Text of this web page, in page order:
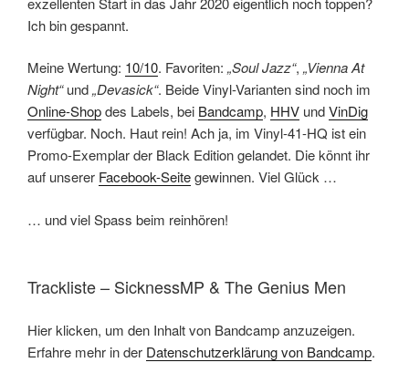
Ich bin gespannt.
Meine Wertung: 10/10. Favoriten: „Soul Jazz“, „Vienna At
Night“und„Devasick“. Beide Vinyl-Varianten sind noch im
Online-Shopdes Labels, bei Bandcamp, HHV undVinDig
verfügbar. Noch. Haut rein! Ach ja, im Vinyl-41-HQ ist ein
Promo-Exemplar der Black Edition gelandet. Die könnt ihr
auf unserer Facebook-Seitegewinnen. Viel Glück …
… und viel Spass beim reinhören!
Trackliste – SicknessMP & The Genius Men
Inhalt
von
Bandcamp
anzeigen
Hier klicken, um den Inhalt von Bandcamp anzuzeigen.
Erfahre mehr in der Datenschutzerklärung von Bandcamp.